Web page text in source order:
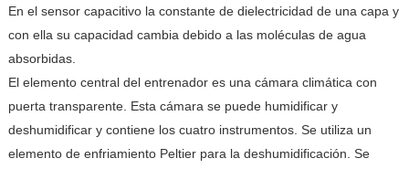
En el sensor capacitivo la constante de dielectricidad de una capa y
con ella su capacidad cambia debido a las moléculas de agua
absorbidas.
El elemento central del entrenador es una cámara climática con
puerta transparente. Esta cámara se puede humidificar y
deshumidificar y contiene los cuatro instrumentos. Se utiliza un
elemento de enfriamiento Peltier para la deshumidificación. Se